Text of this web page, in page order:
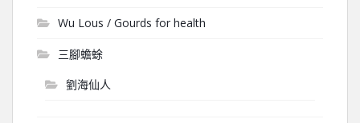
Wu Lous / Gourds for health
三腳蟾蜍
劉海仙人